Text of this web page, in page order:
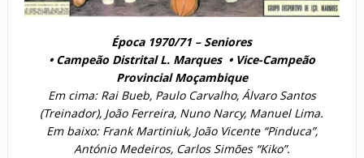
Época 1970/71 – Seniores
• Campeão Distrital L. Marques • Vice-Campeão
Provincial Moçambique
Em cima: Rai Bueb, Paulo Carvalho, Álvaro Santos
(Treinador), João Ferreira, Nuno Narcy, Manuel Lima.
Em baixo: Frank Martiniuk, João Vicente “Pinduca”,
António Medeiros, Carlos Simões “Kiko”.